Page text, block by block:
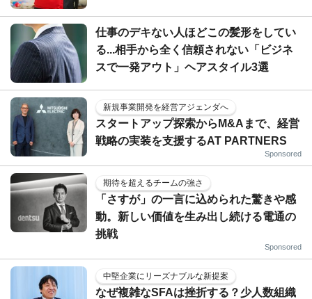
仕事のデキない人ほどこの髪形をしてい
る...相手から全く信頼されない「ビジネ
スで一発アウト」ヘアスタイル3選
新規事業開発を経営アジェンダへ
スタートアップ探索からM&Aまで、経営
戦略の実装を支援するAT PARTNERS
Sponsored
期待を超えるチームの強さ
「さすが」の一言に込められた驚きや感
動。新しい価値を生み出し続ける電通の
挑戦
Sponsored
中堅企業にリーズナブルな新提案
なぜ複雑なSFAは挫折する？少人数組織